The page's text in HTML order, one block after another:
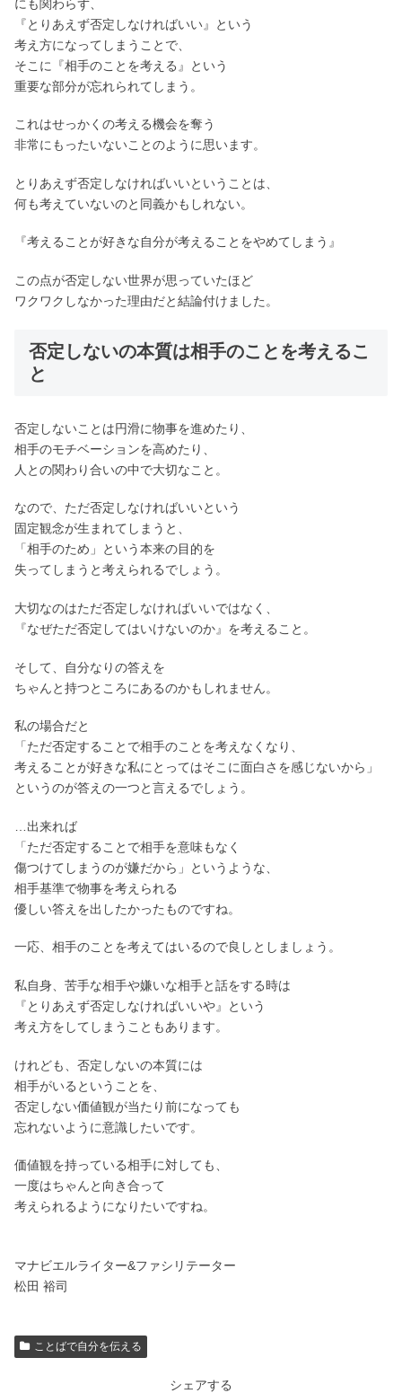
にも関わらず、
『とりあえず否定しなければいい』という
考え方になってしまうことで、
そこに『相手のことを考える』という
重要な部分が忘れられてしまう。
これはせっかくの考える機会を奪う
非常にもったいないことのように思います。
とりあえず否定しなければいいということは、
何も考えていないのと同義かもしれない。
『考えることが好きな自分が考えることをやめてしまう』
この点が否定しない世界が思っていたほど
ワクワクしなかった理由だと結論付けました。
否定しないの本質は相手のことを考えるこ
と
否定しないことは円滑に物事を進めたり、
相手のモチベーションを高めたり、
人との関わり合いの中で大切なこと。
なので、ただ否定しなければいいという
固定観念が生まれてしまうと、
「相手のため」という本来の目的を
失ってしまうと考えられるでしょう。
大切なのはただ否定しなければいいではなく、
『なぜただ否定してはいけないのか』を考えること。
そして、自分なりの答えを
ちゃんと持つところにあるのかもしれません。
私の場合だと
「ただ否定することで相手のことを考えなくなり、
考えることが好きな私にとってはそこに面白さを感じないから」
というのが答えの一つと言えるでしょう。
…出来れば
「ただ否定することで相手を意味もなく
傷つけてしまうのが嫌だから」というような、
相手基準で物事を考えられる
優しい答えを出したかったものですね。
一応、相手のことを考えてはいるので良しとしましょう。
私自身、苦手な相手や嫌いな相手と話をする時は
『とりあえず否定しなければいいや』という
考え方をしてしまうこともあります。
けれども、否定しないの本質には
相手がいるということを、
否定しない価値観が当たり前になっても
忘れないように意識したいです。
価値観を持っている相手に対しても、
一度はちゃんと向き合って
考えられるようになりたいですね。
マナビエルライター&ファシリテーター
松田 裕司
ことばで自分を伝える
シェアする